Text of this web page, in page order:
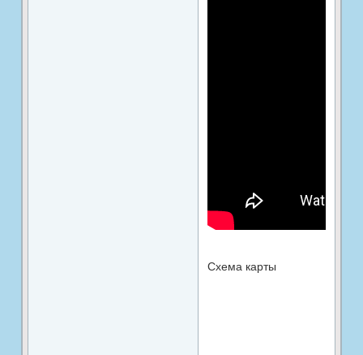
Схема карты